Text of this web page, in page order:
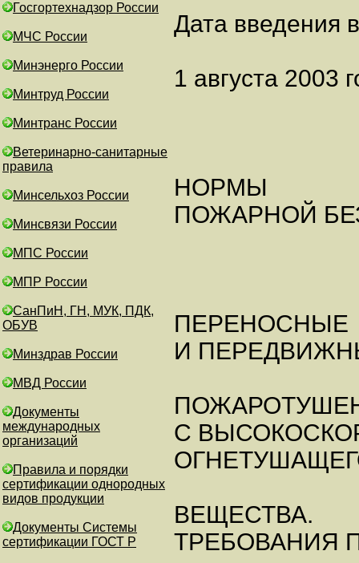
Госгортехнадзор России
МЧС России
Минэнерго России
Минтруд России
Минтранс России
Ветеринарно-санитарные
правила
Минсельхоз России
Минсвязи России
МПС России
МПР России
СанПиН, ГН, МУК, ПДК,
ОБУВ
Минздрав России
МВД России
Документы
международных
организаций
Правила и порядки
сертификации однородных
видов продукции
Документы Системы
сертификации ГОСТ Р
Дата введения
1 августа 2003
НОРМЫ
ПОЖАРНОЙ
ПЕРЕНОСНЫЕ
И
С
ВЕЩЕСТВА.
ТРЕБОВАНИЯ